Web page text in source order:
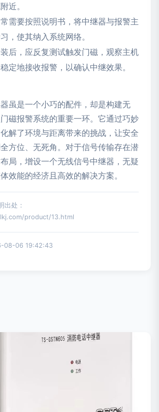
近。
常需要按照说明书，将中继器与报警主
，使其纳入系统网络。
装后，应反复测试触发门磁，观察主机
定地接收报警，以确认中继效果。
虽是一个小巧的配件，却是构建无
磁报警系统的重要一环。它通过巧妙
解了环境与距离带来的挑战，让安全
方位、无死角。对于信号传输存在潜
局，增设一个无线信号中继器，无疑
效能的经济且高效的解决方案。
出处：
product/13.html
08-06 19:42:43